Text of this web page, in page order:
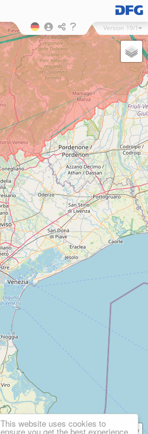
This website uses cookies to
ensure you get the best experience
Version 19/1